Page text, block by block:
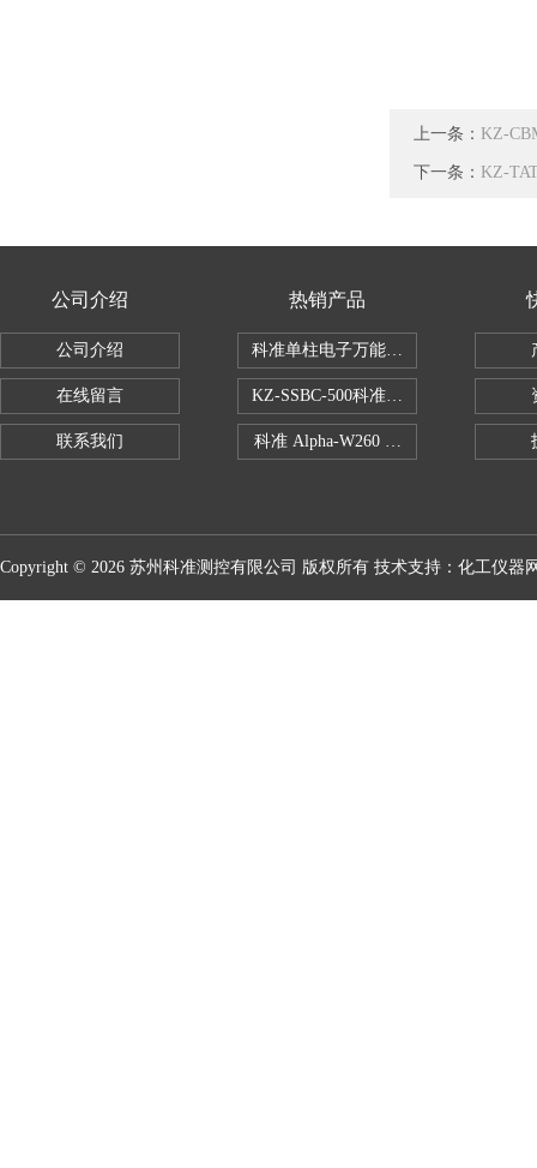
上一条： KZ-
下一条： KZ-
公司介绍
公司介绍
在线留言
联系我们
热销产品
科准单柱电子万能拉力机KZ-SSBC-500
KZ-SSBC-500科准单柱电子万能试验
科准 Alpha-W260 半导体全自动推拉
Copyright © 2026 苏州科准测控有限公司 版权所有 技术支持： 化工仪器